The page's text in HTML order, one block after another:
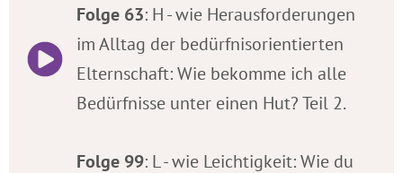
Folge 63: H - wie Herausforderungen
im Alltag der bedürfnisorientierten
Elternschaft: Wie bekomme ich alle
Bedürfnisse unter einen Hut? Teil 2.
Folge 99: L - wie Leichtigkeit: Wie du